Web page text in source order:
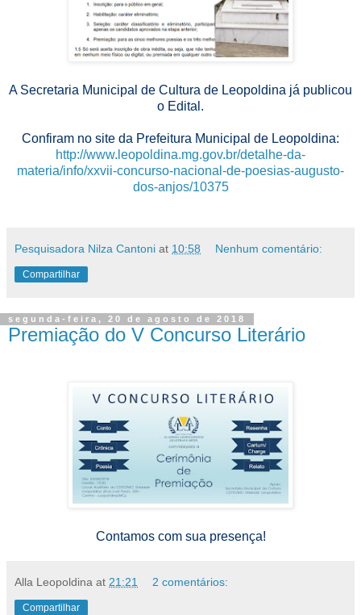
A Secretaria Municipal de Cultura de Leopoldina já publicou
o Edital.
Confiram no site da Prefeitura Municipal de Leopoldina:
http://www.leopoldina.mg.gov.br/detalhe-da-
materia/info/xxvii-concurso-nacional-de-poesias-augusto-
dos-anjos/10375
Pesquisadora Nilza Cantoni at 10:58 Nenhum comentário:
Compartilhar
segunda-feira, 20 de agosto de 2018
Premiação do V Concurso Literário
Contamos com sua presença!
Alla Leopoldina at 21:21 2 comentários:
Compartilhar